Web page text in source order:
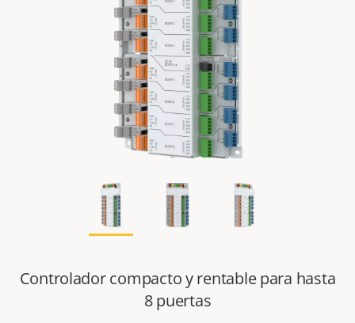
Controlador compacto y rentable para hasta
8 puertas